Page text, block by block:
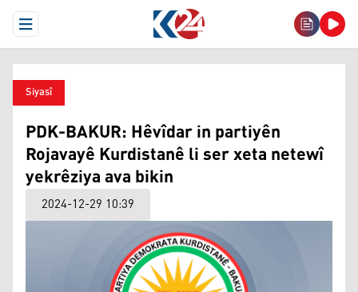
Open Menu
Siyasî
PDK-BAKUR: Hêvîdar in partiyên
Rojavayê Kurdistanê li ser xeta netewî
yekrêziya ava bikin
2024-12-29 10:39